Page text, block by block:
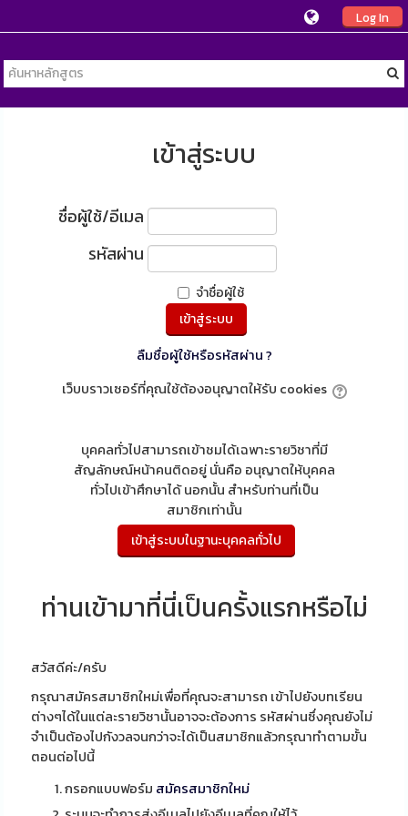
Log In
เข้าสู่ระบบ
ชื่อผู้ใช้/อีเมล
รหัสผ่าน
จำชื่อผู้ใช้
ลืมชื่อผู้ใช้หรือรหัสผ่าน ?
เว็บบราวเซอร์ที่คุณใช้ต้องอนุญาตให้รับ cookies
บุคคลทั่วไปสามารถเข้าชมได้เฉพาะรายวิชาที่มี
สัญลักษณ์หน้าคนติดอยู่ นั่นคือ อนุญาตให้บุคคล
ทั่วไปเข้าศึกษาได้ นอกนั้น สำหรับท่านที่เป็น
สมาชิกเท่านั้น
ท่านเข้ามาที่นี่เป็นครั้งแรกหรือไม่
สวัสดีค่ะ/ครับ
กรุณาสมัครสมาชิกใหม่เพื่อที่คุณจะสามารถ เข้าไปยังบทเรียน
ต่างๆได้ในแต่ละรายวิชานั้นอาจจะต้องการ รหัสผ่านซึ่งคุณยังไม่
จำเป็นต้องไปกังวลจนกว่าจะได้เป็นสมาชิกแล้วกรุณาทำตามขั้น
ตอนต่อไปนี้
กรอกแบบฟอร์ม สมัครสมาชิกใหม่